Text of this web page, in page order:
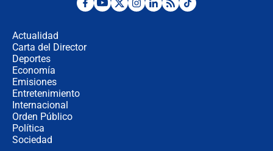
Desde dermatitis hasta infecciones:
Actualidad
Carta del Director
Deportes
Economía
Emisiones
Entretenimiento
Internacional
Orden Público
Política
Sociedad